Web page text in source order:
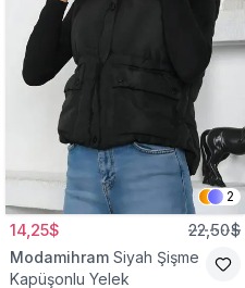
2
14,25$ 22,50$
Modamihram Siyah Şişme
Kapüşonlu Yelek